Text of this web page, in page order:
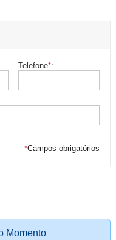
Telefone*:
*Campos obrigatórios
Momento